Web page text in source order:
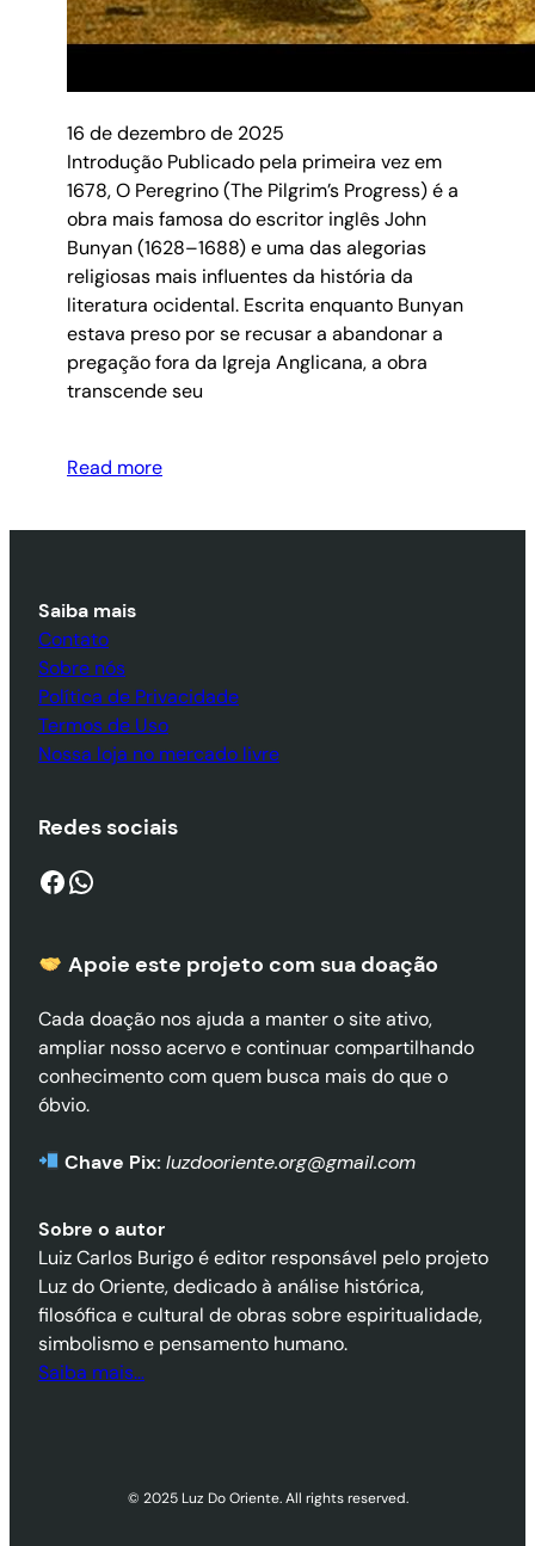
16 de dezembro de 2025
Introdução Publicado pela primeira vez em
1678, O Peregrino (The Pilgrim’s Progress) é a
obra mais famosa do escritor inglês John
Bunyan (1628–1688) e uma das alegorias
religiosas mais influentes da história da
literatura ocidental. Escrita enquanto Bunyan
estava preso por se recusar a abandonar a
pregação fora da Igreja Anglicana, a obra
transcende seu
Read more
Saiba mais
Contato
Sobre nós
Política de Privacidade
Termos de Uso
Nossa loja no mercado livre
Redes sociais
Facebook WhatsApp
Apoie este projeto com sua doação
Cada doação nos ajuda a manter o site ativo,
ampliar nosso acervo e continuar compartilhando
conhecimento com quem busca mais do que o
óbvio.
Chave Pix: luzdooriente.org@gmail.com
Sobre o autor
Luiz Carlos Burigo é editor responsável pelo projeto
Luz do Oriente, dedicado à análise histórica,
filosófica e cultural de obras sobre espiritualidade,
simbolismo e pensamento humano.
Saiba mais…
© 2025 Luz Do Oriente. All rights reserved.